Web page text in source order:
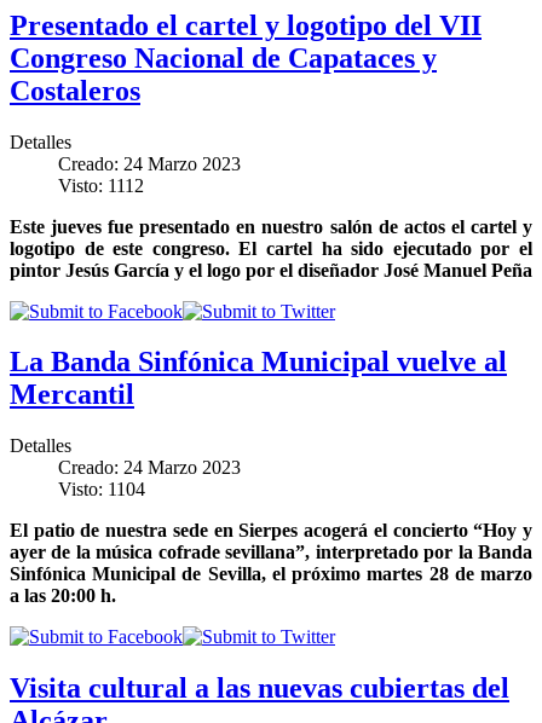
Presentado el cartel y logotipo del VII
Congreso Nacional de Capataces y
Costaleros
Detalles
Creado: 24 Marzo 2023
Visto: 1112
Este jueves fue presentado en nuestro salón de actos el cartel y
logotipo de este congreso. El cartel ha sido ejecutado por el
pintor Jesús García y el logo por el diseñador José Manuel Peña
La Banda Sinfónica Municipal vuelve al
Mercantil
Detalles
Creado: 24 Marzo 2023
Visto: 1104
El patio de nuestra sede en Sierpes acogerá el concierto “Hoy y
ayer de la música cofrade sevillana”, interpretado por la Banda
Sinfónica Municipal de Sevilla, el próximo martes 28 de marzo
a las 20:00 h.
Visita cultural a las nuevas cubiertas del